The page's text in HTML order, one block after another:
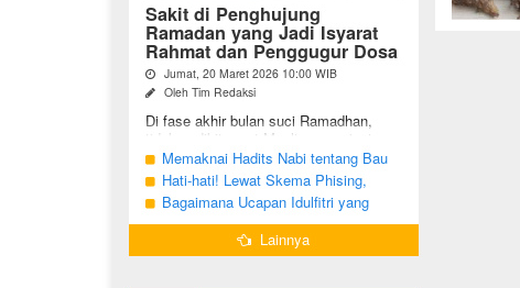
Sakit di Penghujung
Ramadan yang Jadi Isyarat
Rahmat dan Penggugur Dosa
Jumat, 20 Maret 2026 10:00 WIB
Oleh Tim Redaksi
Di fase akhir bulan suci Ramadhan,
tidak sedikit umat Muslim yang justru
diuji dengan kondisi kesehatan yang
menurun. Di tengah ...
Memaknai Hadits Nabi tentang Bau
Mulut Orang Berpuasa Secara Bijak
Agar Tidak Menggangu
Hati-hati! Lewat Skema Phising,
Akun Instagram Bisa Dibajak Kurang
dari 3 Menit
Bagaimana Ucapan Idulfitri yang
Benar Sesuai Sunah Rasulullah
Lainnya